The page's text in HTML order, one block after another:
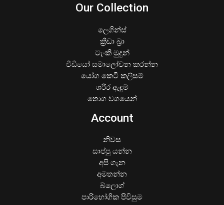
Our Collection
ලෙගින්ස්
ක්‍රීඩා බ්‍රා
ටැංකි මුදුන්
වීඩියෝ සමාලෝචන කරන්න
යෝග කෙටි කලිසම්
ශරීර ඇඳුම්
තොග වශයෙන්
Account
නිවස
සාප්පු යන්න
අපි ගැන
අමතන්න
බ්ලොග්
පාරිභෝගික පිවිසුම